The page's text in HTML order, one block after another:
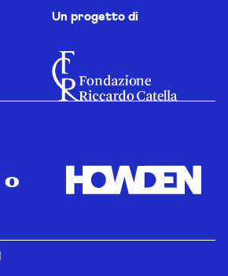
Un progetto di